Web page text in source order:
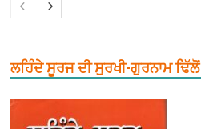
ਲਹਿੰਦੇ ਸੂਰਜ ਦੀ ਸੁਰਖੀ-ਗੁਰਨਾਮ ਢਿੱਲੋਂ